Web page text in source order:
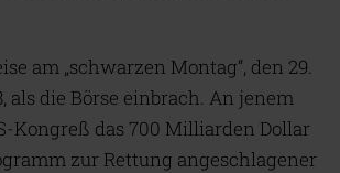
am „schwarzen Montag“, den 29.
als die Börse einbrach. An jenem
Kongreß das 700 Milliarden Dollar
zur Rettung angeschlagener